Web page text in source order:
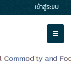
เข้าสู่ระบบ